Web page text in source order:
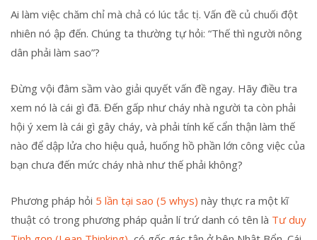
Ai làm việc chăm chỉ mà chả có lúc tắc tị. Vấn đề củ chuối đột
nhiên nó ập đến. Chúng ta thường tự hỏi: “Thế thì người nông
dân phải làm sao”?
Đừng vội đâm sầm vào giải quyết vấn đề ngay. Hãy điều tra
xem nó là cái gì đã. Đến gấp như cháy nhà người ta còn phải
hội ý xem là cái gì gây cháy, và phải tính kế cẩn thận làm thế
nào để dập lửa cho hiệu quả, huống hồ phần lớn công việc của
bạn chưa đến mức cháy nhà như thế phải không?
Phương pháp hỏi 5 lần tại sao (5 whys) này thực ra một kĩ
thuật có trong phương pháp quản lí trứ danh có tên là Tư duy